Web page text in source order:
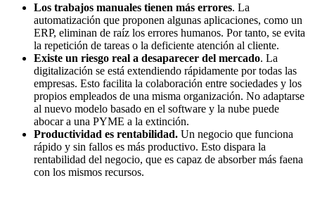
Los trabajos manuales tienen más errores. La
automatización que proponen algunas aplicaciones, como un
ERP, eliminan de raíz los errores humanos. Por tanto, se evita
la repetición de tareas o la deficiente atención al cliente.
Existe un riesgo real a desaparecer del mercado. La
digitalización se está extendiendo rápidamente por todas las
empresas. Esto facilita la colaboración entre sociedades y los
propios empleados de una misma organización. No adaptarse
al nuevo modelo basado en el software y la nube puede
abocar a una PYME a la extinción.
Productividad es rentabilidad. Un negocio que funciona
rápido y sin fallos es más productivo. Esto dispara la
rentabilidad del negocio, que es capaz de absorber más faena
con los mismos recursos.